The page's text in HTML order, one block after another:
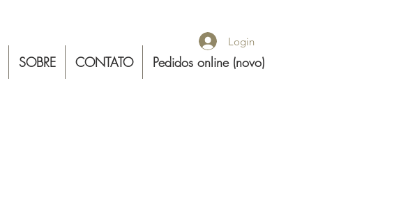
SOBRE CONTATO Pedidos online (novo)
Login